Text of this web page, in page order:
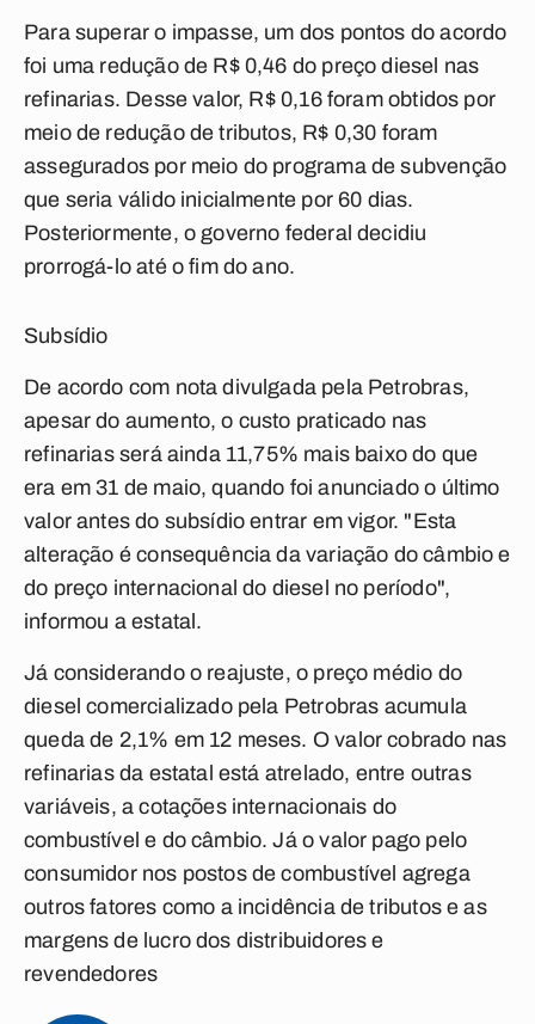
Para superar o impasse, um dos pontos do acordo
foi uma redução de R$ 0,46 do preço diesel nas
refinarias. Desse valor, R$ 0,16 foram obtidos por
meio de redução de tributos, R$ 0,30 foram
assegurados por meio do programa de subvenção
que seria válido inicialmente por 60 dias.
Posteriormente, o governo federal decidiu
prorrogá-lo até o fim do ano.
Subsídio
De acordo com nota divulgada pela Petrobras,
apesar do aumento, o custo praticado nas
refinarias será ainda 11,75% mais baixo do que
era em 31 de maio, quando foi anunciado o último
valor antes do subsídio entrar em vigor. "Esta
alteração é consequência da variação do câmbio e
do preço internacional do diesel no período",
informou a estatal.
Já considerando o reajuste, o preço médio do
diesel comercializado pela Petrobras acumula
queda de 2,1% em 12 meses. O valor cobrado nas
refinarias da estatal está atrelado, entre outras
variáveis, a cotações internacionais do
combustível e do câmbio. Já o valor pago pelo
consumidor nos postos de combustível agrega
outros fatores como a incidência de tributos e as
margens de lucro dos distribuidores e
revendedores